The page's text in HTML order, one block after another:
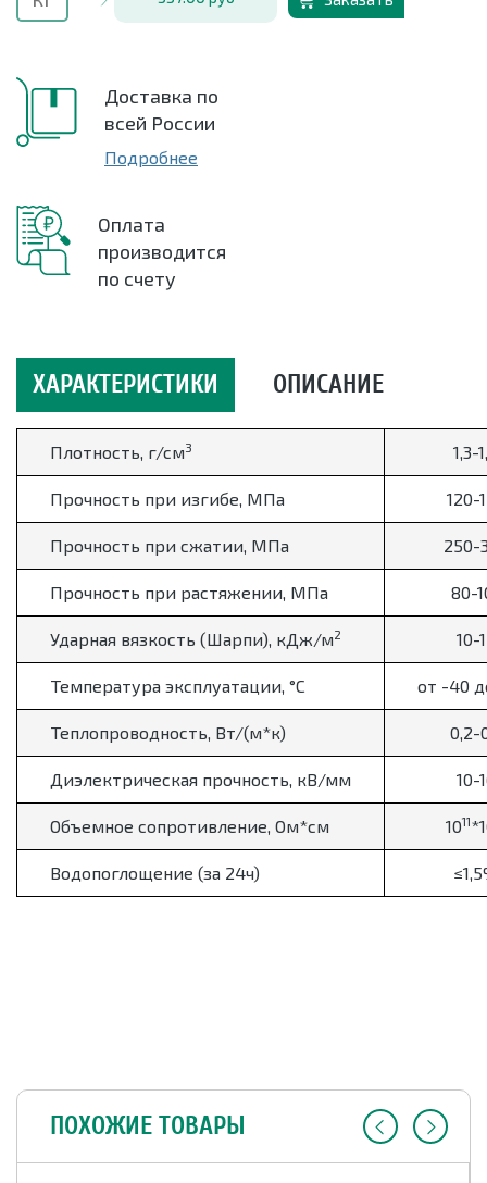
Доставка по
всей России
Подробнее
Оплата
производится
по счету
ХАРАКТЕРИСТИКИ ОПИСАНИЕ
Плотность, г/см3 1,3-
Прочность при изгибе, МПа 120-
Прочность при сжатии, МПа 250-
Прочность при растяжении, МПа 80-
Ударная вязкость (Шарпи), кДж/м2 10-
Температура эксплуатации, °С от -40
Теплопроводность, Вт/(м*к) 0,2-
Диэлектрическая прочность, кВ/мм 10-
Объемное сопротивление, Ом*см 1011
Водопоглощение (за 24ч)
ПОХОЖИЕ ТОВАРЫ